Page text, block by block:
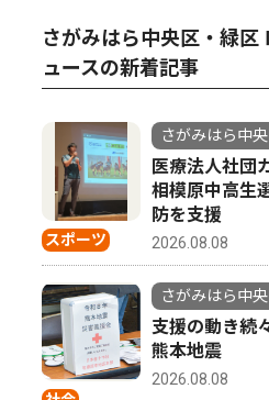
さがみはら中央区・緑区
ュースの新着記事
スポーツ
さがみはら中
医療法人社団
相模原中高生
防を支援
2026.08.08
さがみはら中
支援の動き
熊本地震
2026.08.08